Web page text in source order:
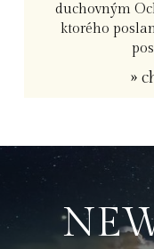
duchovným
ktorého
»